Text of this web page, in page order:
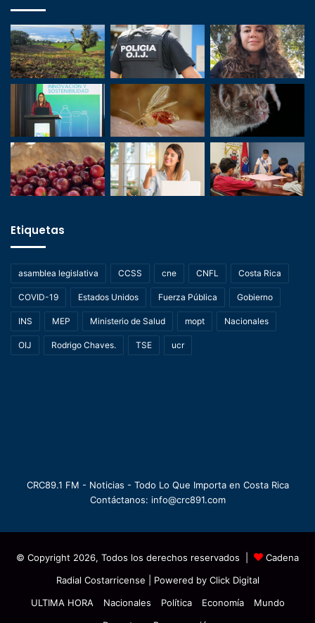
Etiquetas
asamblea legislativa CCSS cne CNFL Costa Rica
COVID-19 Estados Unidos Fuerza Pública Gobierno
INS MEP Ministerio de Salud mopt Nacionales
OIJ Rodrigo Chaves. TSE ucr
CRC89.1 FM - Noticias - Todo Lo Que Importa en Costa Rica
Contáctanos: info@crc891.com
© Copyright 2026, Todos los derechos reservados |
Cadena
Radial Costarricense | Powered by Click Digital
ULTIMA HORA
Nacionales Política Economía
Mundo